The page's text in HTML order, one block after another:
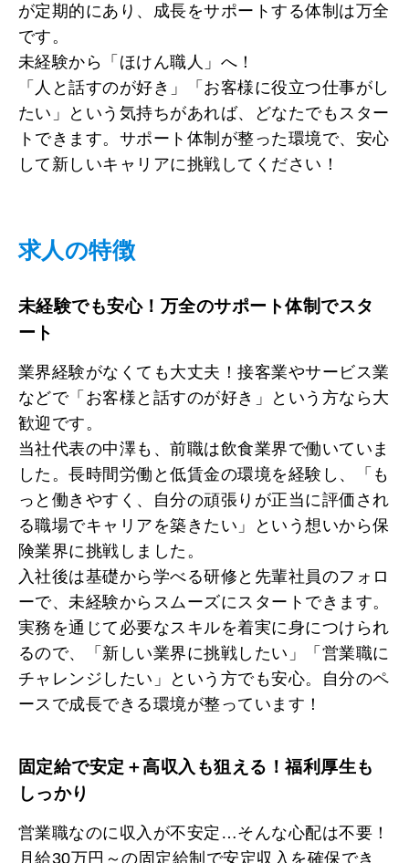
が定期的にあり、成長をサポートする体制は万全
です。
未経験から「ほけん職人」へ！
「人と話すのが好き」「お客様に役立つ仕事がし
たい」という気持ちがあれば、どなたでもスター
トできます。サポート体制が整った環境で、安心
して新しいキャリアに挑戦してください！
求人の特徴
未経験でも安心！万全のサポート体制でスタ
ート
業界経験がなくても大丈夫！接客業やサービス業
などで「お客様と話すのが好き」という方なら大
歓迎です。
当社代表の中澤も、前職は飲食業界で働いていま
した。長時間労働と低賃金の環境を経験し、「も
っと働きやすく、自分の頑張りが正当に評価され
る職場でキャリアを築きたい」という想いから保
険業界に挑戦しました。
入社後は基礎から学べる研修と先輩社員のフォロ
ーで、未経験からスムーズにスタートできます。
実務を通じて必要なスキルを着実に身につけられ
るので、「新しい業界に挑戦したい」「営業職に
チャレンジしたい」という方でも安心。自分のペ
ースで成長できる環境が整っています！
固定給で安定＋高収入も狙える！福利厚生も
しっかり
営業職なのに収入が不安定…そんな心配は不要！
月給30万円～の固定給制で安定収入を確保でき